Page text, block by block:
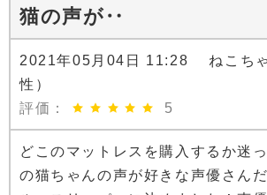
猫の声が‥
2021年05月04日 11:28 ねこち
性）
評価：
5
どこのマットレスを購入するか迷
の猫ちゃんの声が好きな声優さん